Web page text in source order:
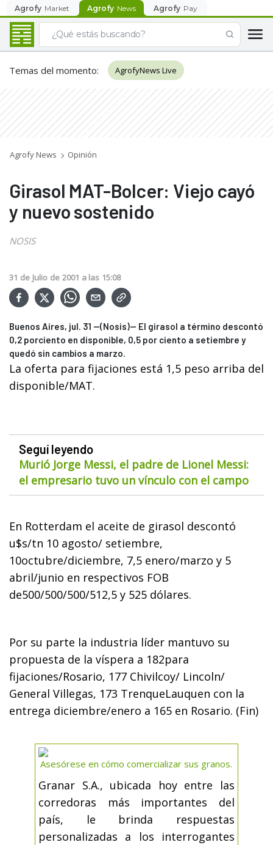
Agrofy Market Agrofy News Agrofy Pay
Temas del momento: AgrofyNews Live
Agrofy News Opinión
Girasol MAT-Bolcer: Viejo cayó
y nuevo sostenido
NOSIS
31 de Julio de 2001 a las 15:08
Buenos Aires, jul. 31 --(Nosis)-- El girasol a término descontó
0,2 porciento en disponible, 0,5 por ciento a setiembre y
quedó sin cambios a marzo.
La oferta para fijaciones está 1,5 peso arriba del
disponible/MAT.
Seguí leyendo
Murió Jorge Messi, el padre de Lionel Messi:
el empresario tuvo un vínculo con el campo
En Rotterdam el aceite de girasol descontó
u$s/tn 10 agosto/ setiembre,
10octubre/diciembre, 7,5 enero/marzo y 5
abril/junio en respectivos FOB
de500/500/500/512,5 y 525 dólares.
Por su parte la industria líder mantuvo su
propuesta de la víspera a 182para
fijaciones/Rosario, 177 Chivilcoy/ Lincoln/
General Villegas, 173 TrenqueLauquen con la
entrega diciembre/enero a 165 en Rosario. (Fin)
Asesórese en cómo comercializar sus granos.
Granar S.A., ubicada hoy entre las
corredoras más importantes del
país, le brinda respuestas
personalizadas a los interrogantes